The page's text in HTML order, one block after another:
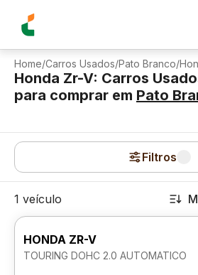
Home/Carros Usados/Pato Branco/
Honda Zr-V: Carros
para comprar em Pato
Filtros
1 veículo
HONDA ZR-V
TOURING DOHC 2.0 AUTOMATICO